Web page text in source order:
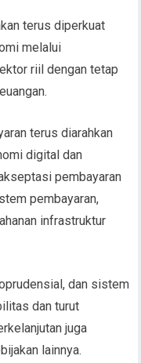
terus diperkuat
melalui
riil dengan tetap
terus diarahkan
digital dan
pembayaran
pembayaran,
infrastruktur
dan sistem
dan turut
juga
lainnya.